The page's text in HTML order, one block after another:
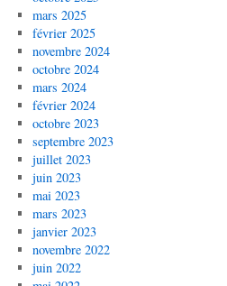
mars 2025
février 2025
novembre 2024
octobre 2024
mars 2024
février 2024
octobre 2023
septembre 2023
juillet 2023
juin 2023
mai 2023
mars 2023
janvier 2023
novembre 2022
juin 2022